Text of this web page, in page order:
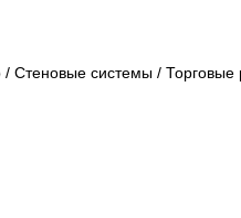
/ Стеновые системы / Торговые